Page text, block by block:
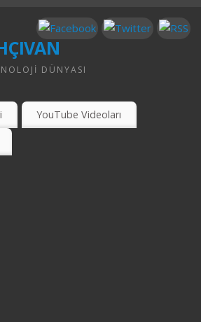
DÜNYASI
YouTube Videoları